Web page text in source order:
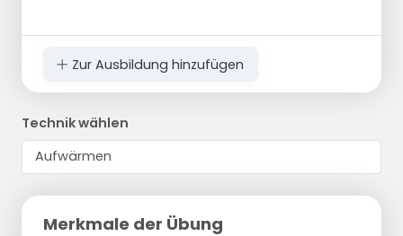
Zur Ausbildung hinzufügen
Technik wählen
Merkmale der Übung